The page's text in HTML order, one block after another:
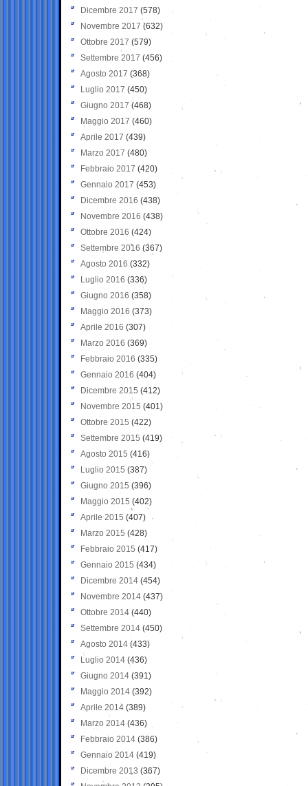
Dicembre 2017 (578)
Novembre 2017 (632)
Ottobre 2017 (579)
Settembre 2017 (456)
Agosto 2017 (368)
Luglio 2017 (450)
Giugno 2017 (468)
Maggio 2017 (460)
Aprile 2017 (439)
Marzo 2017 (480)
Febbraio 2017 (420)
Gennaio 2017 (453)
Dicembre 2016 (438)
Novembre 2016 (438)
Ottobre 2016 (424)
Settembre 2016 (367)
Agosto 2016 (332)
Luglio 2016 (336)
Giugno 2016 (358)
Maggio 2016 (373)
Aprile 2016 (307)
Marzo 2016 (369)
Febbraio 2016 (335)
Gennaio 2016 (404)
Dicembre 2015 (412)
Novembre 2015 (401)
Ottobre 2015 (422)
Settembre 2015 (419)
Agosto 2015 (416)
Luglio 2015 (387)
Giugno 2015 (396)
Maggio 2015 (402)
Aprile 2015 (407)
Marzo 2015 (428)
Febbraio 2015 (417)
Gennaio 2015 (434)
Dicembre 2014 (454)
Novembre 2014 (437)
Ottobre 2014 (440)
Settembre 2014 (450)
Agosto 2014 (433)
Luglio 2014 (436)
Giugno 2014 (391)
Maggio 2014 (392)
Aprile 2014 (389)
Marzo 2014 (436)
Febbraio 2014 (386)
Gennaio 2014 (419)
Dicembre 2013 (367)